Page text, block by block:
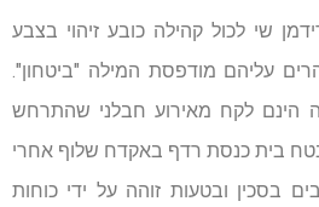
שי לכול קהילה כובע זיהוי בצבע
עליהם מודפסת המילה "ביטחון".
הינם לקח מאירוע חבלני שהתרחש
בית כנסת רדף באקדח שלוף אחרי
ובטעות זוהה על ידי כוחות